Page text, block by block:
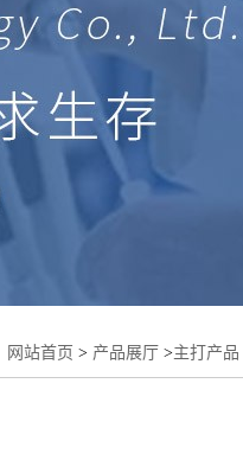
网站首页 > 产品展厅 >主打产品